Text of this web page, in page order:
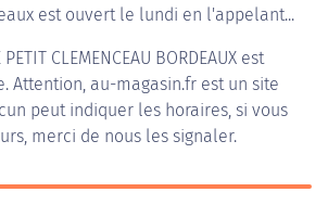
est ouvert le lundi en l'appelant...
PETIT CLEMENCEAU BORDEAUX est
Attention, au-magasin.fr est un site
peut indiquer les horaires, si vous
merci de nous les signaler.